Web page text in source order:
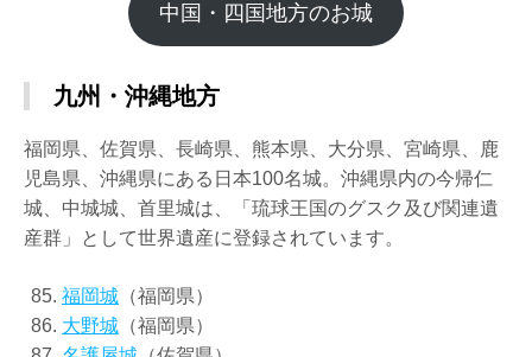
中国・四国地方のお城
九州・沖縄地方
福岡県、佐賀県、長崎県、熊本県、大分県、宮崎県、鹿
児島県、沖縄県にある日本100名城。沖縄県内の今帰仁
城、中城城、首里城は、「琉球王国のグスク及び関連遺
産群」として世界遺産に登録されています。
福岡城 （福岡県）
大野城 （福岡県）